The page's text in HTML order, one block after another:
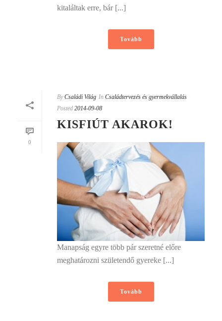
kitaláltak erre, bár [...]
Tovább
0
By Családi Világ In Családtervezés és gyermekvállalás
Posted 2014-09-08
KISFIÚT AKAROK!
Manapság egyre több pár szeretné előre
meghatározni születendő gyereke [...]
Tovább